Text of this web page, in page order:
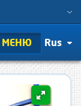
МЕНЮ Rus